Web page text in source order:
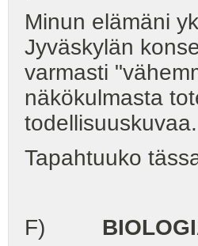
Minun elämäni
Jyväskylän
varmasti
näkökulmasta
todellisuuskuvaa.
Tapahtuuko
F)